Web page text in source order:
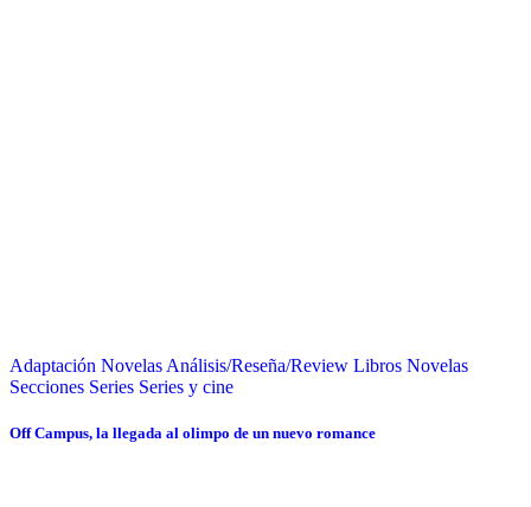
Adaptación Novelas Análisis/Reseña/Review Libros Novelas
Secciones Series Series y cine
Off Campus, la llegada al olimpo de un nuevo romance